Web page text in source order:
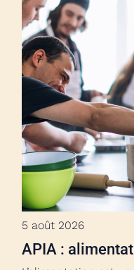
5 août 2026
APIA :